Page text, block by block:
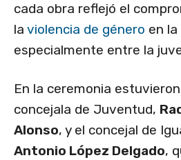
cada obra reflejó el
la violencia de género en
especialmente entre la
En la ceremonia
concejala de Juventud,
Alonso, y el concejal de
Antonio López Delgado,